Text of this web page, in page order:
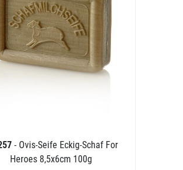
- Ovis-Seife Eckig-Schaf For
Heroes 8,5x6cm 100g